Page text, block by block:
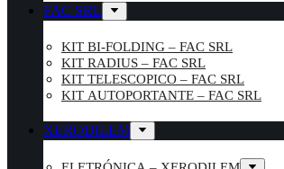
FAC SRL
KIT BI-FOLDING – FAC SRL
KIT RADIUS – FAC SRL
KIT TELESCOPICO – FAC SRL
KIT AUTOPORTANTE – FAC SRL
XERODILEM